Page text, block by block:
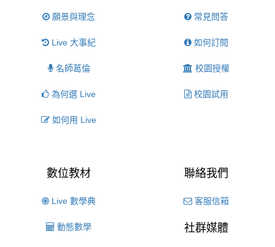
願景與理念
Live 大事紀
名師葛倫
為何選 Live
如何用 Live
常見問答
如何訂閱
校園授權
校園試用
數位教材
Live 數學典
動態數學
聯絡我們
客服信箱
社群媒體